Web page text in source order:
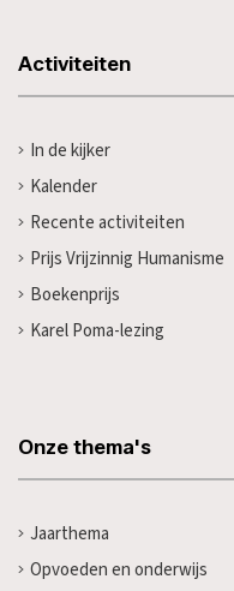
Activiteiten
In de kijker
Kalender
Recente activiteiten
Prijs Vrijzinnig Humanisme
Boekenprijs
Karel Poma-lezing
Onze thema's
Jaarthema
Opvoeden en onderwijs